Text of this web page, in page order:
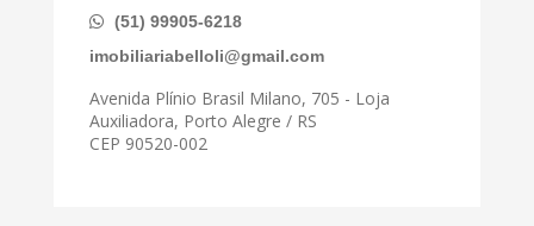
(51) 99905-6218
imobiliariabelloli@gmail.com
Avenida Plínio Brasil Milano, 705 - Loja
Auxiliadora, Porto Alegre / RS
CEP 90520-002